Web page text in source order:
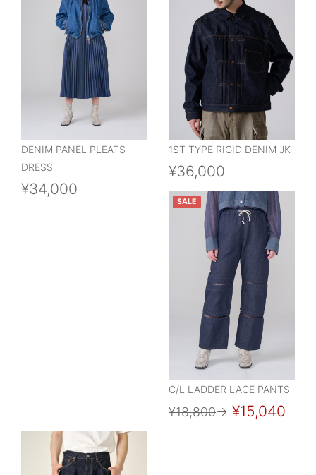
DENIM PANEL PLEATS
DRESS
¥34,000
1ST TYPE RIGID DENIM JK
¥36,000
SALE
C/L LADDER LACE PANTS
¥18,800→ ¥15,040